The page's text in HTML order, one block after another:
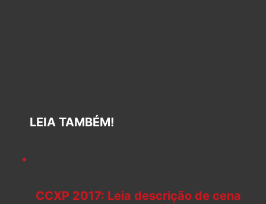
LEIA TAMBÉM!
CCXP 2017: Leia descrição de cena